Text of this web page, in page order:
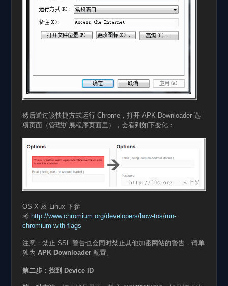
然后通过该快捷方式运行 Chrome，打开 APK Downloader 选
项页面（管理扩展程序页面里），会看到如下变化：
OS X 及 Linux 下参
考 http://www.chromium.org/developers/how-tos/run-
chromium-with-flags
注意：禁止 SSL 警告也会同时禁止其他加密网站的警告，请单
独为 APK Downloader配置。
第二步：找到 Device ID